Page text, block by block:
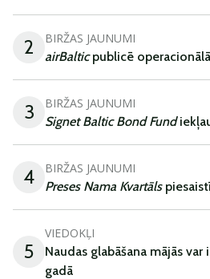
2 BIRŽAS JAUNUMI
airBalticpublicē
3 BIRŽAS JAUNUMI
Signet Baltic Bond Fund
4 BIRŽAS JAUNUMI
Preses Nama Kvartāls
5
VIEDOKĻI
Naudas glabāšana mājās
gadā